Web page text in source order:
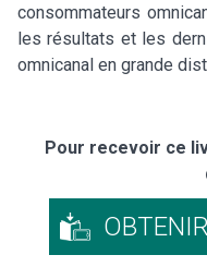
consommateurs
les résultats et les
omnicanal en grande
Pour recevoir ce
OBTENIR